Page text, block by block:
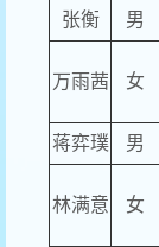
张衡 男
万雨茜 女
蒋弈璞 男
林满意 女